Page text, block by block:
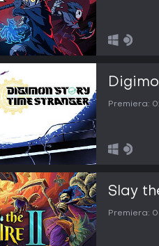
Premiera:
Slay
Premiera: